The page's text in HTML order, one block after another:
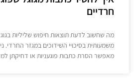
חרדיים
מה שחשוב לדעת תוצאות חיפוש שליליות
משמעותית בסיכויי השידוכים במגזר החרדי.
מאפשר הסרת כתבות פוגעניות או דחיקתן